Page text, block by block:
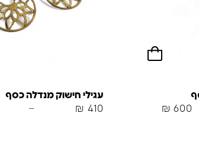
₪ 600
עגילי חישוק מנדלה כסף
₪ 410
–